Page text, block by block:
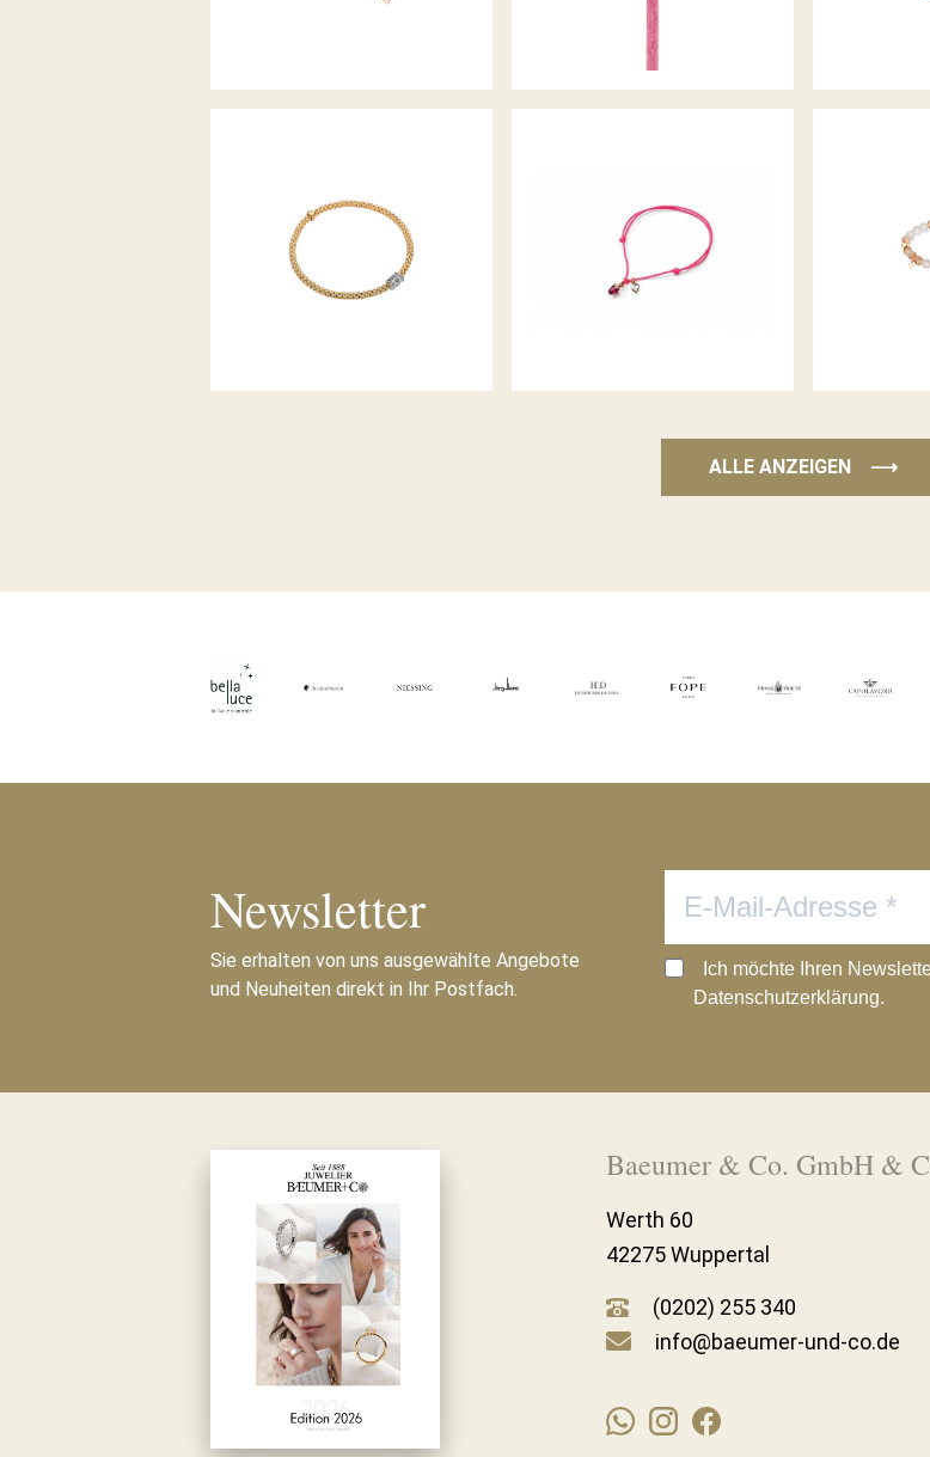
KOLLEKTION
MY MIKADO ARMBAND
ALLE ANZEIGEN ⟶
Newsletter
Sie erhalten von uns ausgewählte Angebote
und Neuheiten direkt in Ihr Postfach.
Ich möchte Ihren
Datenschutzerklärung.
Baeumer & Co. GmbH &
Werth 60
42275 Wuppertal
(0202) 255 340
info@baeumer-und-co.de